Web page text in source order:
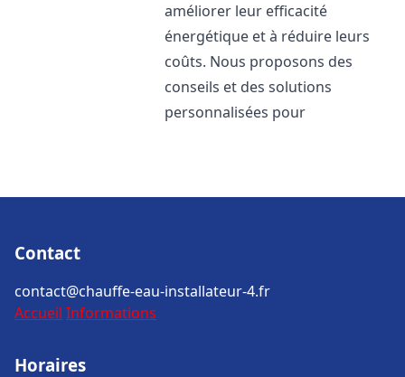
améliorer leur efficacité
énergétique et à réduire leurs
coûts. Nous proposons des
conseils et des solutions
personnalisées pour
Contact
contact@chauffe-eau-installateur-4.fr
Accueil Informations
Horaires